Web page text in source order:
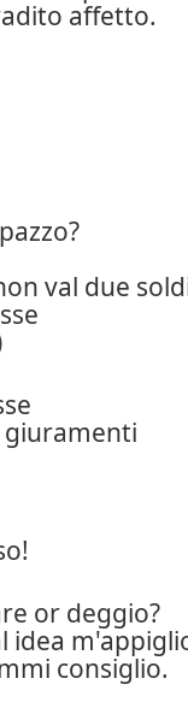
affetto.
val due
giuramenti
or deggio?
idea
consiglio.